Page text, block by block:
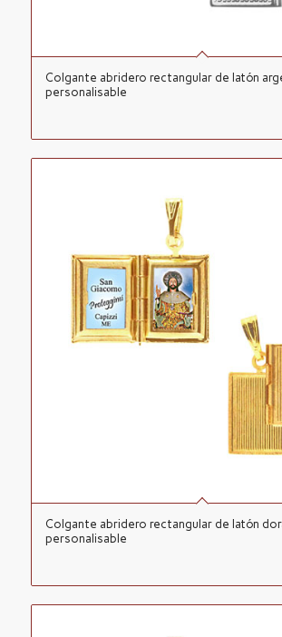
Colgante abridero rectangular de latón
personalisable
Colgante abridero rectangular de latón
personalisable